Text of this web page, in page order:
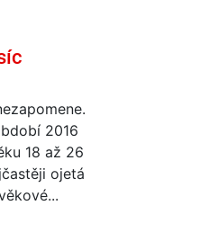
2016
18 až 26
ojetá